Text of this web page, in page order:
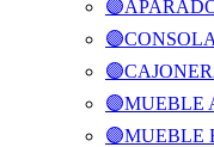
🟣MUEBLE
🟣MUEBLE